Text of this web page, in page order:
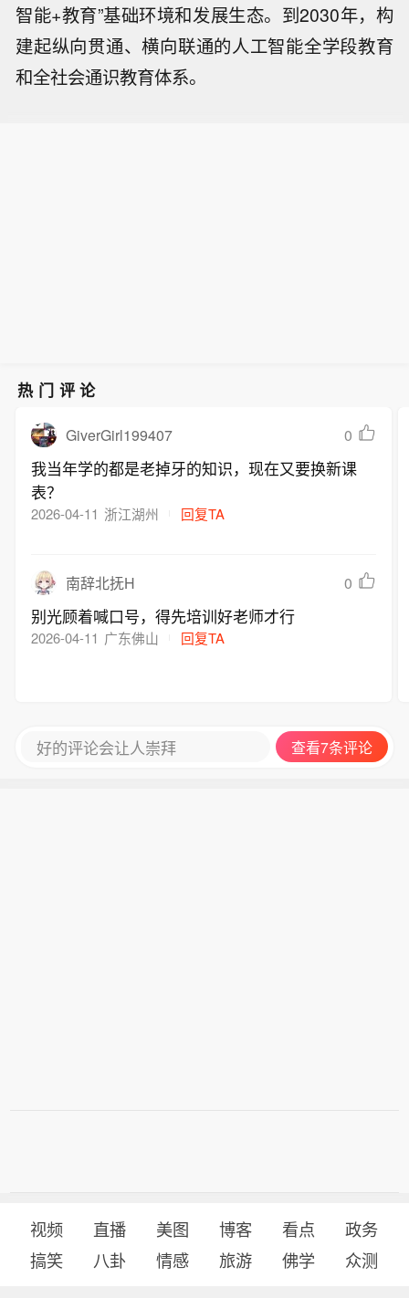
智能+教育”基础环境和发展生态。到2030年，构
建起纵向贯通、横向联通的人工智能全学段教育
和全社会通识教育体系。
热门评论
GiverGirl199407 0
我当年学的都是老掉牙的知识，现在又要换新课
表？
2026-04-11 浙江湖州 回复TA
南辞北抚H 0
别光顾着喊口号，得先培训好老师才行
2026-04-11 广东佛山 回复TA
好的评论会让人崇拜 查看7条评论
视频 直播 美图 博客 看点
政务
搞笑
八卦 情感 旅游 佛学 众测